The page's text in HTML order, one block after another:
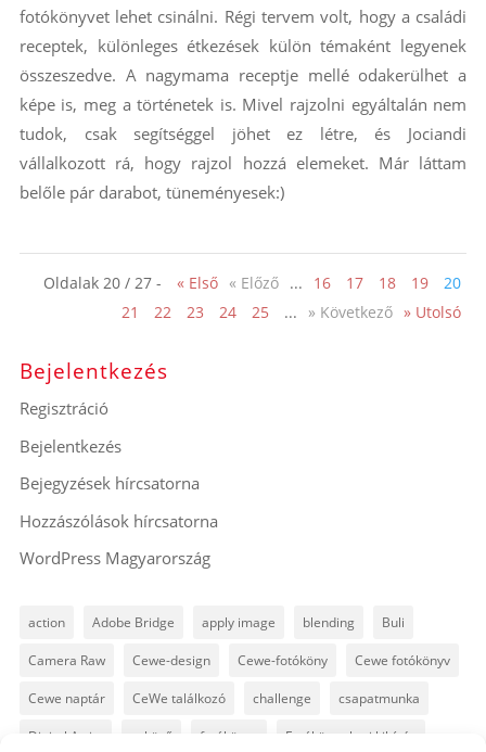
fotókönyvet lehet csinálni. Régi tervem volt, hogy a családi
receptek, különleges étkezések külön témaként legyenek
összeszedve. A nagymama receptje mellé odakerülhet a
képe is, meg a történetek is. Mivel rajzolni egyáltalán nem
tudok, csak segítséggel jöhet ez létre, és Jociandi
vállalkozott rá, hogy rajzol hozzá elemeket. Már láttam
belőle pár darabot, tüneményesek:)
Oldalak 20 / 27 - « Első « Előző ... 16 17 18 19
20
21
22 23 24 25 ... » Következő » Utolsó
Bejelentkezés
Regisztráció
Bejelentkezés
Bejegyzések hírcsatorna
Hozzászólások hírcsatorna
WordPress Magyarország
action Adobe Bridge apply image blending Buli
Camera Raw Cewe-design Cewe-fotóköny Cewe fotókönyv
Cewe naptár CeWe találkozó challenge csapatmunka
Digital Artist esküvő fotókönyv Fotókönyv heti kihívás